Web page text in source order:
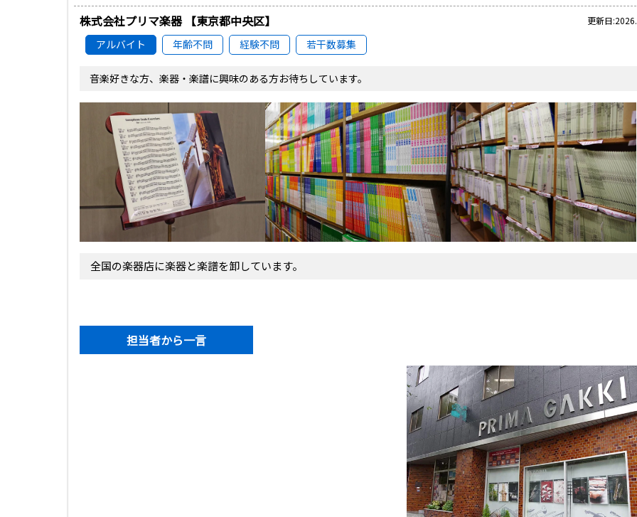
株式会社プリマ楽器 【東京都中央区】 更新日
アルバイト 年齢不問 経験不問 若干数募集
音楽好きな方、楽器・楽譜に興味のある方お待ちしています。
全国の楽器店に楽器と楽譜を卸しています。
担当者から一言